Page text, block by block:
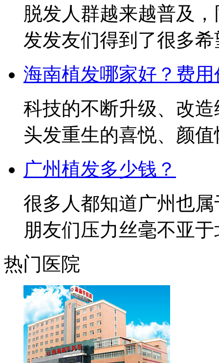
脱发人群越来越普及
发发友们得到了很多希
海南植发哪家好？费
科技的不断升级、改
头发重生的喜悦、颜值
广州植发多少钱？
很多人都知道广州也
朋友们压力丝毫不亚于
热门医院